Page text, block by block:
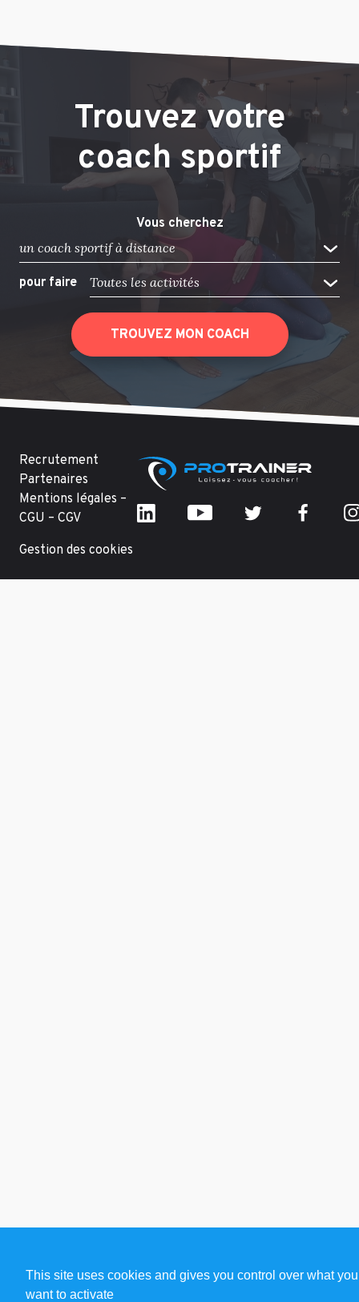
Trouvez votre
coach sportif
Vous cherchez
un coach sportif à distance
pour faire Toutes les activités
TROUVEZ MON COACH
Recrutement
Partenaires
Mentions légales –
CGU – CGV
Gestion des cookies
This site uses cookies and gives you control over what you
want to activate